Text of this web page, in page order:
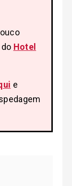
Hotel
e